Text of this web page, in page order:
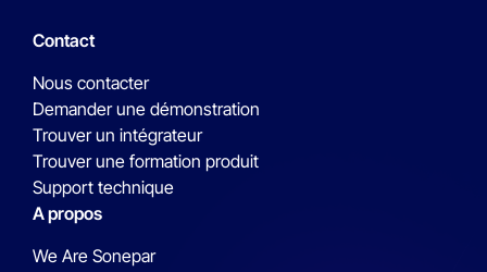
Contact
Nous contacter
Demander une démonstration
Trouver un intégrateur
Trouver une formation produit
Support technique
A propos
We Are Sonepar